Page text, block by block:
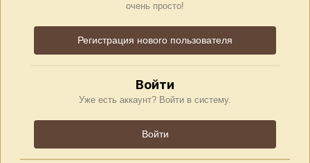
очень просто!
Регистрация нового пользователя
Войти
Уже есть аккаунт? Войти в систему.
Войти